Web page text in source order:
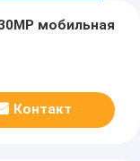
мобильная
Контакт